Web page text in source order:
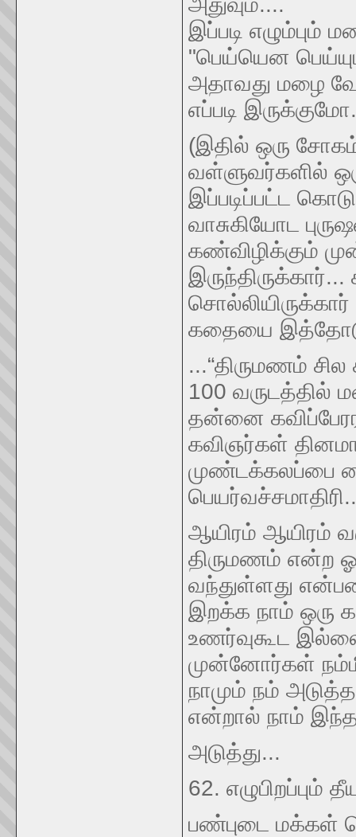
இப்படி எழும்பும்
"பெய்யென
அதாவது மழை
எப்படி
(இதில் ஒரு
வள்ளுவர்களில்
இப்படிப்பட்ட
வாசுகியோட
கண்விழிக்கும்
கதையை இத்தோடு
...“திருமணம்
100 வருடத்தில்
தன்னை
கவிஞர்கள்
முண்டக்கலப்பை
ஆயிரம் ஆயிரம்
திருமணம் என்ற
வந்துள்ளது
இறக்க நாம் ஒரு
உணர்வுகூட
முன்னோர்கள்
நாமும் நம்
என்றால் நாம் இந்த
அடுத்து...
62.
பண்புடை மக்கள்